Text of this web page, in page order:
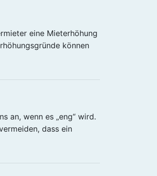
eine Mieterhöhung
können
an, wenn es „eng“ wird.
dass ein